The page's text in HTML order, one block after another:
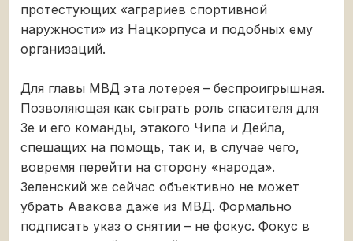
протестующих «аграриев спортивной
наружности» из Нацкорпуса и подобных ему
организаций.
Для главы МВД эта лотерея – беспроигрышная.
Позволяющая как сыграть роль спасителя для
Зе и его команды, этакого Чипа и Дейла,
спешащих на помощь, так и, в случае чего,
вовремя перейти на сторону «народа».
Зеленский же сейчас объективно не может
убрать Авакова даже из МВД. Формально
подписать указ о снятии – не фокус. Фокус в